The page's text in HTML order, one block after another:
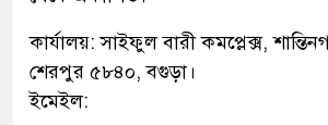
কার্যালয়: সাইফুল বারী কমপ্লেক্স,
শেরপুর ৫৮৪০, বগুড়া।
ইমেইল: